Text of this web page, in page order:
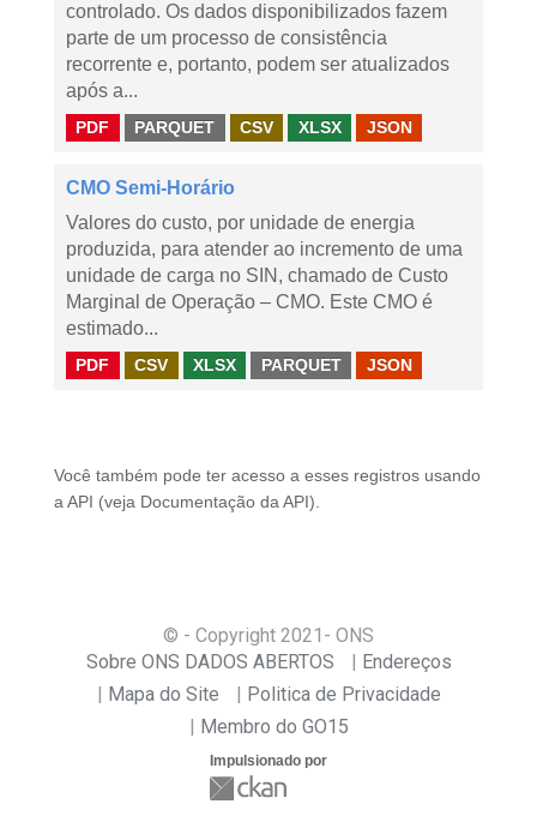
controlado. Os dados disponibilizados fazem
parte de um processo de consistência
recorrente e, portanto, podem ser atualizados
após a...
PDF PARQUET CSV XLSX JSON
CMO Semi-Horário
Valores do custo, por unidade de energia
produzida, para atender ao incremento de uma
unidade de carga no SIN, chamado de Custo
Marginal de Operação – CMO. Este CMO é
estimado...
PDF CSV XLSX PARQUET JSON
Você também pode ter acesso a esses registros usando
a API (veja Documentação da API ).
© - Copyright 2021 - ONS
Sobre ONS DADOS ABERTOS
Endereços
Mapa do Site
Politica de Privacidade
Membro do GO15
Impulsionado por